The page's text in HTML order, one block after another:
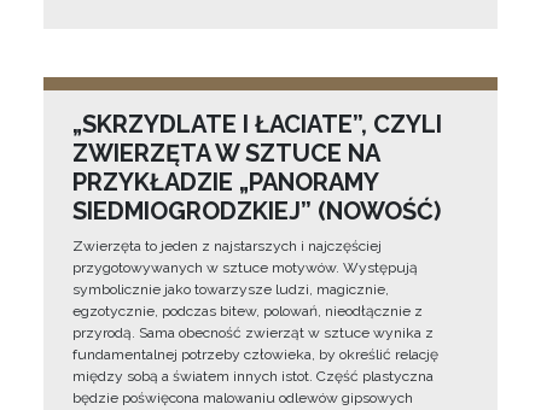
„SKRZYDLATE I ŁACIATE”, CZYLI
ZWIERZĘTA W SZTUCE NA
PRZYKŁADZIE „PANORAMY
SIEDMIOGRODZKIEJ” (NOWOŚĆ)
Zwierzęta to jeden z najstarszych i najczęściej
przygotowywanych w sztuce motywów. Występują
symbolicznie jako towarzysze ludzi, magicznie,
egzotycznie, podczas bitew, polowań, nieodłącznie z
przyrodą. Sama obecność zwierząt w sztuce wynika z
fundamentalnej potrzeby człowieka, by określić relację
między sobą a światem innych istot. Część plastyczna
będzie poświęcona malowaniu odlewów gipsowych